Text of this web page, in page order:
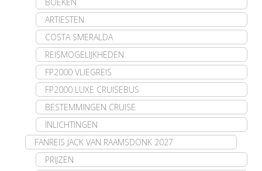
BOEKEN
ARTIESTEN
COSTA SMERALDA
REISMOGELIJKHEDEN
FP2000 VLIEGREIS
FP2000 LUXE CRUISEBUS
BESTEMMINGEN CRUISE
INLICHTINGEN
FANREIS JACK VAN RAAMSDONK 2027
PRIJZEN